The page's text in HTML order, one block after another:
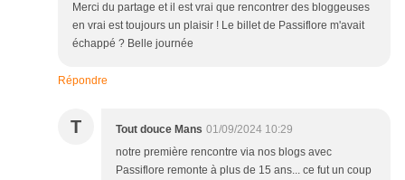
Merci du partage et il est vrai que rencontrer des bloggeuses
en vrai est toujours un plaisir ! Le billet de Passiflore m'avait
échappé ? Belle journée
Répondre
T Tout douce Mans 01/09/2024 10:29
notre première rencontre via nos blogs avec
Passiflore remonte à plus de 15 ans... ce fut un coup